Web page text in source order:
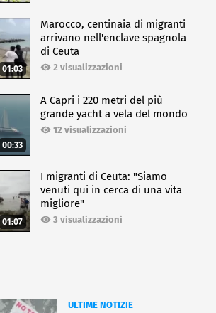
ad altre terapie." ha
Presidente Associazione
Atopica (ANDeA) .
risponde a un bisogno
offrendo un nuovo
01:03
Marocco, centinaia di migranti
arrivano nell'enclave spagnola
di Ceuta
2 visualizzazioni
00:33
A Capri i 220 metri del più
grande yacht a vela del mondo
12 visualizzazioni
01:07
I migranti di Ceuta: "Siamo
venuti qui in cerca di una vita
migliore"
3 visualizzazioni
ULTIME NOTIZIE